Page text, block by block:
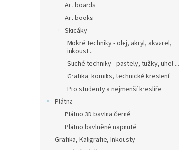
Art boards
Art books
Skicáky
Mokré techniky - olej, akryl, akvarel,
inkoust ..
Suché techniky - pastely, tužky, uhel ...
Grafika, komiks, technické kreslení
Pro studenty a nejmenší kreslíře
Plátna
Plátno 3D bavlna černé
Plátno bavlněné napnuté
Grafika, Kaligrafie, Inkousty